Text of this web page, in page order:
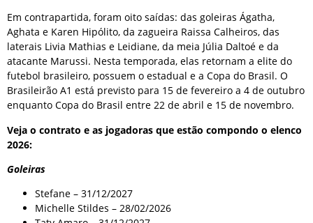
Em contrapartida, foram oito saídas: das goleiras Ágatha,
Aghata e Karen Hipólito, da zagueira Raissa Calheiros, das
laterais Livia Mathias e Leidiane, da meia Júlia Daltoé e da
atacante Marussi. Nesta temporada, elas retornam a elite do
futebol brasileiro, possuem o estadual e a Copa do Brasil. O
Brasileirão A1 está previsto para 15 de fevereiro a 4 de outubro
enquanto Copa do Brasil entre 22 de abril e 15 de novembro.
Veja o contrato e as jogadoras que estão compondo o elenco
2026:
Goleiras
Stefane – 31/12/2027
Michelle Stildes – 28/02/2026